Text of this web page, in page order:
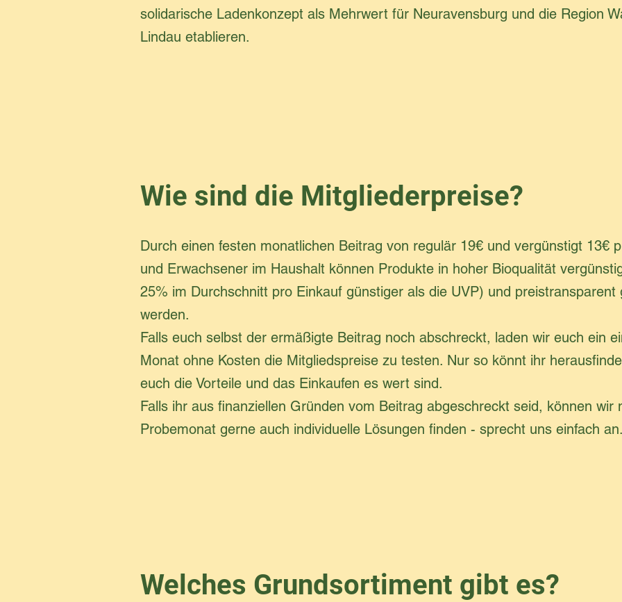
solidarische Ladenkonzept als Mehrwert für Neuravensburg und die Region
Lindau etablieren.
Wie sind die Mitgliederpreise?
Durch einen festen monatlichen Beitrag von regulär 19€ und vergünstigt 13€
und Erwachsener im Haushalt können Produkte in hoher Bioqualität
25% im Durchschnitt pro Einkauf günstiger als die UVP) und preistransparent
werden.
Falls euch selbst der ermäßigte Beitrag noch abschreckt, laden wir euch ein
Monat ohne Kosten die Mitgliedspreise zu testen. Nur so könnt ihr
euch die Vorteile und das Einkaufen es wert sind.
Falls ihr aus finanziellen Gründen vom Beitrag abgeschreckt seid, können wir
Probemonat gerne auch individuelle Lösungen finden - sprecht uns einfach an.
Welches Grundsortiment gibt es?